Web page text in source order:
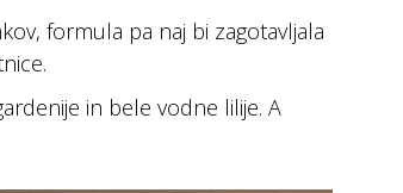
formula pa naj bi zagotavljala
in bele vodne lilije. A